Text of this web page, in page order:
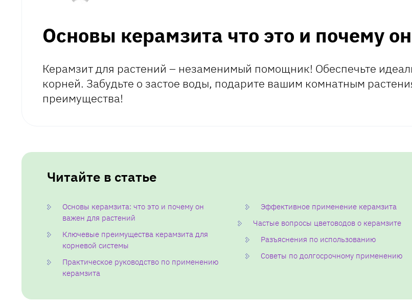
Основы керамзита что это и почему
Керамзит для растений – незаменимый помощник! Обеспечьте
корней. Забудьте о застое воды, подарите вашим комнатным
преимущества!
Читайте в статье
Основы керамзита: что это и почему он
важен для растений
Ключевые преимущества керамзита для
корневой системы
Практическое руководство по применению
керамзита
Эффективное применение керамзита
Частые вопросы цветоводов о керамзите
Разъяснения по использованию
Советы по долгосрочному применению